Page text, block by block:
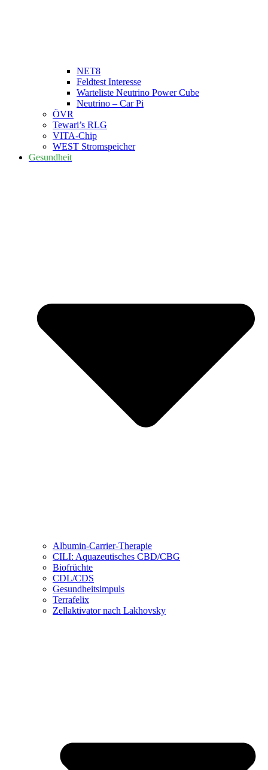
NET8
Feldtest Interesse
Warteliste Neutrino Power Cube
Neutrino – Car Pi
ÖVR
Tewari’s RLG
VITA-Chip
WEST Stromspeicher
Gesundheit
Albumin-Carrier-Therapie
CILI: Aquazeutisches CBD/CBG
Biofrüchte
CDL/CDS
Gesundheitsimpuls
Terrafelix
Zellaktivator nach Lakhovsky